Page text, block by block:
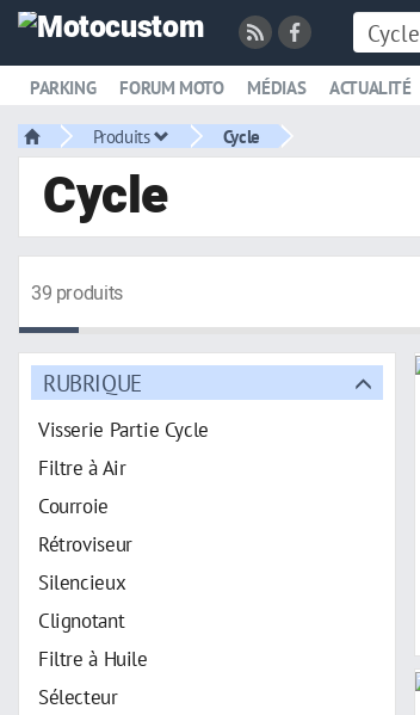
PARKING FORUM MOTO MÉDIAS ACTUALITÉ
Produits Cycle
Cycle
39 produits
RUBRIQUE
Visserie Partie Cycle
Filtre à Air
Courroie
Rétroviseur
Silencieux
Clignotant
Filtre à Huile
Sélecteur